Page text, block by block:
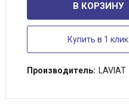
В КОРЗИНУ
Купить в 1 клик
Производитель: LAVIAT